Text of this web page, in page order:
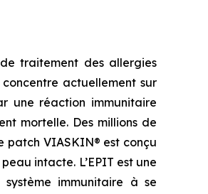
traitement des allergies
actuellement sur
une réaction immunitaire
mortelle. Des millions de
patch VIASKIN® est conçu
intacte. L’EPIT est une
immunitaire à se